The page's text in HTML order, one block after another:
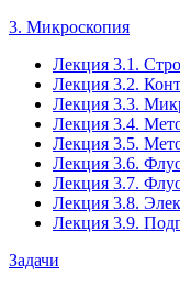
3. Микроскопия
Лекция 3.1.
Лекция 3.2.
Лекция 3.3.
Лекция 3.4.
Лекция 3.5.
Лекция 3.6.
Лекция 3.7.
Лекция 3.8.
Лекция 3.9.
Задачи